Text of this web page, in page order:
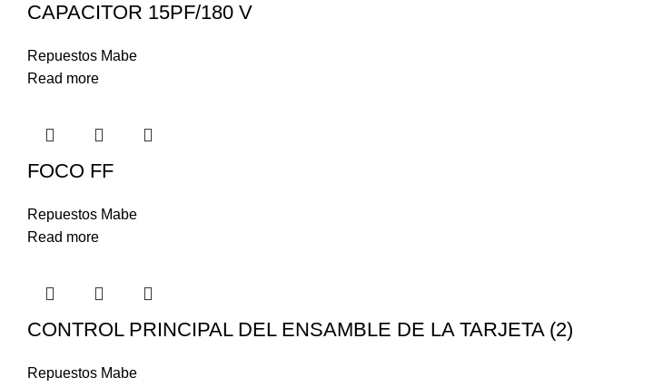
CAPACITOR 15PF/180 V
Repuestos Mabe
Read more
FOCO FF
Repuestos Mabe
Read more
CONTROL PRINCIPAL DEL ENSAMBLE DE LA TARJETA (2)
Repuestos Mabe